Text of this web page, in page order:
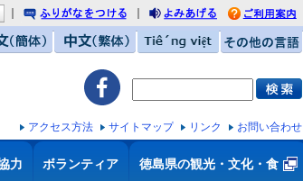
りがなをつける
みあげる
利用案内
アクセス方法 サイトマップ リンク お問い合わせ
力 ボランティア 徳島県の観光・文化・食